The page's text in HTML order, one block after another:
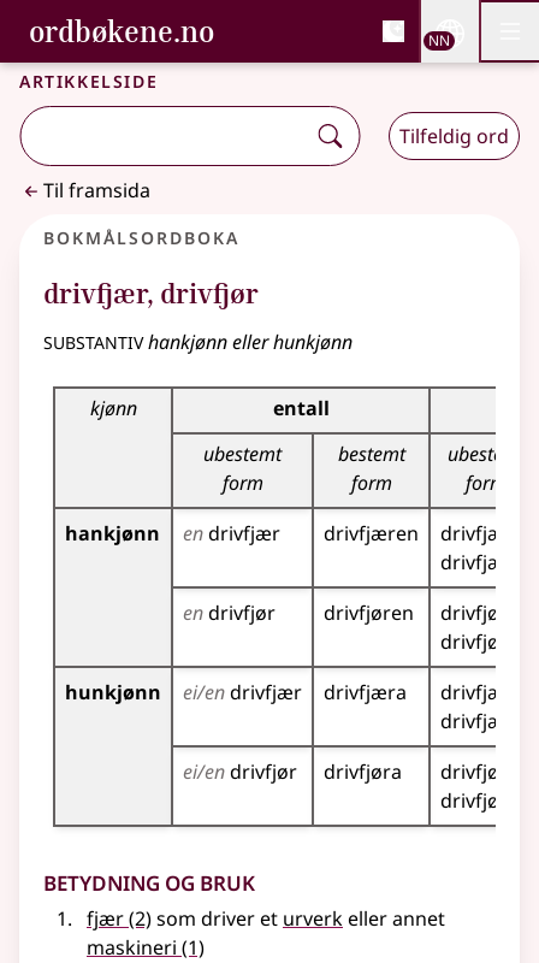
Gå til hovudinnhald
Tilgjenge
ordbøkene.no, Bokmålsordboka og
Bokmålsordboka og Nynorskordboka
NN
Artikkelside
Tilfeldig ord
Til framsida
Bokmålsordboka
drivfjær, drivfjør
substantivhankjønn eller hunkjønn
Bøyingstabell for dette substantivet
kjønn entall
ubestemt
form
bestemt
form
ubestemt
form
hankjønn
endrivfjær drivfjæren
drivfjær
drivfjærer
endrivfjør drivfjøren
drivfjør
drivfjører
hunkjønn
ei/endrivfjær drivfjæra
drivfjær
drivfjærer
ei/endrivfjør drivfjøra
drivfjør
drivfjører
Betydning og bruk
fjær(2)som driver et urverkeller annet
maskineri (1)